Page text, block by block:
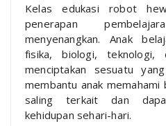
Kelas edukasi robot
penerapan
menyenangkan. Anak
fisika, biologi, teknologi,
menciptakan sesuatu
membantu anak memahami
saling terkait dan
kehidupan sehari-hari.